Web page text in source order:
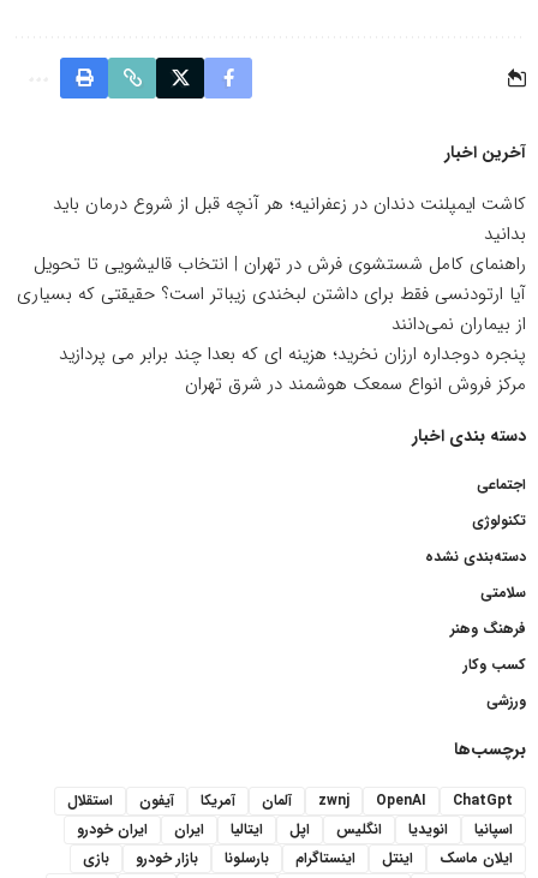
آخرین اخبار
کاشت ایمپلنت دندان در زعفرانیه؛ هر آنچه قبل از شروع درمان باید
بدانید
راهنمای کامل شستشوی فرش در تهران | انتخاب قالیشویی تا تحویل
آیا ارتودنسی فقط برای داشتن لبخندی زیباتر است؟ حقیقتی که بسیاری
از بیماران نمی‌دانند
پنجره دوجداره ارزان نخرید؛ هزینه ای که بعدا چند برابر می پردازید
مرکز فروش انواع سمعک هوشمند در شرق تهران
دسته بندی اخبار
اجتماعی
تکنولوژی
دسته‌بندی نشده
سلامتی
فرهنگ وهنر
کسب وکار
ورزشی
برچسب‌ها
ChatGpt
OpenAI
zwnj آلمان آمریکا آیفون
استقلال
اسپانیا
انویدیا انگلیس اپل ایتالیا ایران
ایران خودرو
ایلان ماسک
اینتل اینستاگرام بارسلونا بازار خودرو
بازی